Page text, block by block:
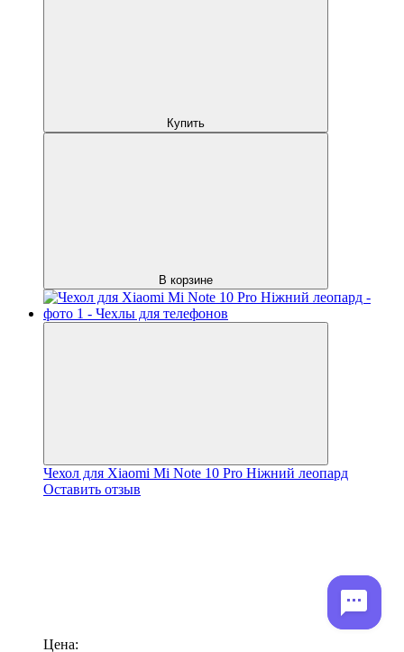
Купить
В корзине
Чехол для Xiaomi Mi Note 10 Pro Ніжний леопард
Оставить отзыв
Цена: